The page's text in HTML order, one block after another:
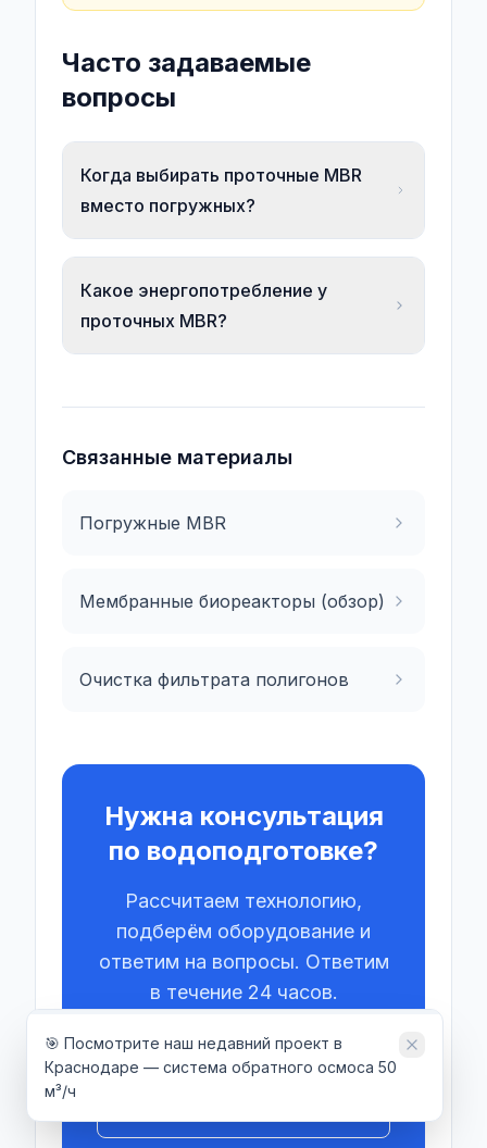
🎯 Посмотрите наш недавний проект в
Краснодаре — система обратного осмоса 50
м³/ч
Часто задаваемые
вопросы
Когда выбирать проточные MBR
вместо погружных?
Какое энергопотребление у
проточных MBR?
Связанные материалы
Погружные MBR
Мембранные биореакторы (обзор)
Очистка фильтрата полигонов
Нужна консультация
по водоподготовке?
Рассчитаем технологию,
подберём оборудование и
ответим на вопросы. Ответим
в течение 24 часов.
Отправить запрос